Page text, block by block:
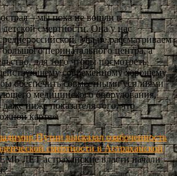
– мы пока не вошли в
смертности. Она у нас
Мы не рассматриваем
большого перинатального центра, а
для того чтобы посмотреть
современному хорошему
обеспечить совместными усилиями
медицинского оборудования,
ниже показателя того, что
карте».
Путин высказал озабоченность
смертности в Астраханской
ЛЕТ астраханские власти начали